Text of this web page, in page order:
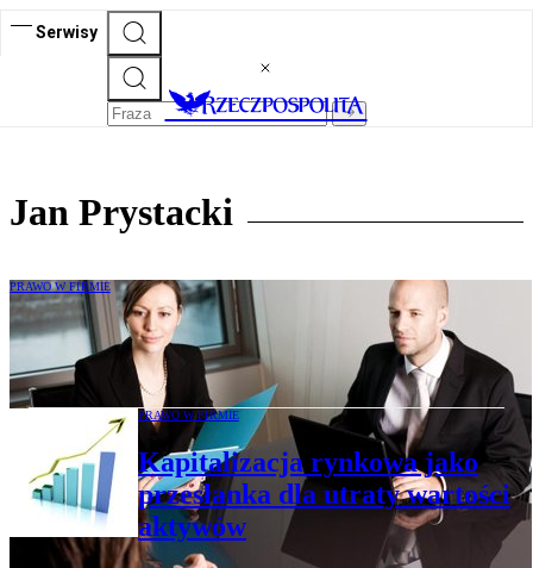
Serwisy
Jan Prystacki
PRAWO W FIRMIE
Jak zorganizować łańcuch dostaw
surowców
PRAWO W FIRMIE
Kapitalizacja rynkowa jako
przesłanka dla utraty wartości
aktywów